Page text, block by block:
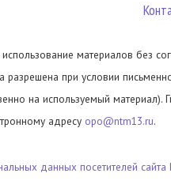
материалов без
при условии
на используемый материал).
адресу opo@ntm13.ru.
данных посетителей